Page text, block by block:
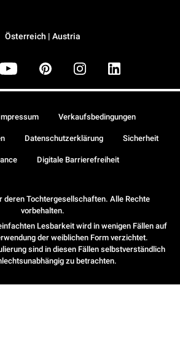
Österreich | Austria
deren Tochtergesellschaften. Alle Rechte
vorbehalten.
Lesbarkeit wird in wenigen Fällen auf
der weiblichen Form verzichtet.
sind in diesen Fällen selbstverständlich
zu betrachten.
Verkaufsbedingungen
Datenschutzerklärung Sicherheit
Digitale Barrierefreiheit